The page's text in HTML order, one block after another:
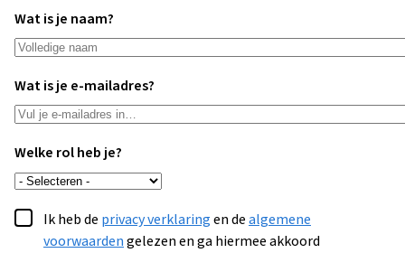
Wat is je naam?
Wat is je e-mailadres?
Welke rol heb je?
Ik heb de privacy verklaringen dealgemene
voorwaardengelezen en ga hiermee akkoord